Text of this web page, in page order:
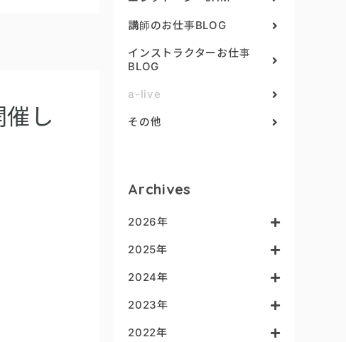
し
講師のお仕事BLOG
インストラクターお仕事
BLOG
a-live
その他
Archives
2026年
2025年
2024年
2023年
2022年